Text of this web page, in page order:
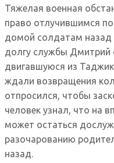
Тяжелая военная
право отлучившимся
домой солдатам
долгу службы Дмитрий
двигавшуюся из
ждали возвращения
отпросился, чтобы
человек узнал, что на
может остаться
разочарованию
назад.